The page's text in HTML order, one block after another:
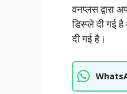
वनप्लस द्वारा
डिस्प्ले दी गई
दी गई है।